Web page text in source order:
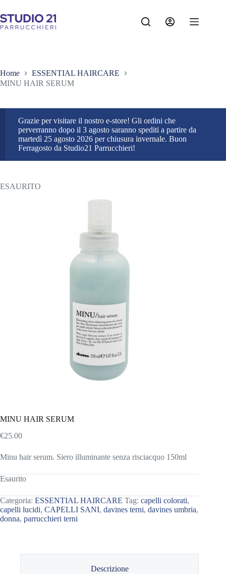
al
contenuto
Home
ESSENTIAL HAIRCARE
MINU HAIR SERUM
Grazie per visitare il nostro e-store! Gli ordini che
perverranno dopo il 3 agosto saranno spediti a partire da
martedì 25 agosto 2026 per chiusura invernale. Buon
Ferragosto da Studio21 Parrucchieri!
ESAURITO
MINU HAIR SERUM
€25.00
Minu hair serum. Siero illuminante senza risciacquo 150ml
Esaurito
Categoria: ESSENTIAL HAIRCARE Tag: capelli colorati,
capelli lucidi, CAPELLI SANI, davines terni, davines umbria,
donna, parrucchieri terni
Descrizione